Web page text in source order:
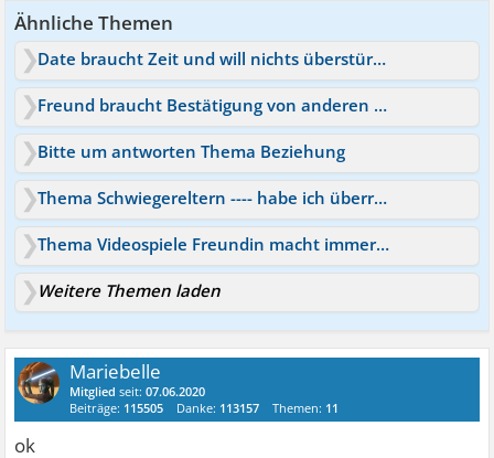
Ähnliche Themen
Date braucht Zeit und will nichts überstürzen
Freund braucht Bestätigung von anderen Frauen
Bitte um antworten Thema Beziehung
Thema Schwiegereltern ---- habe ich überreagiert?
Thema Videospiele Freundin macht immer eine Szene
Weitere Themen laden
Mariebelle
Mitglied seit:07.06.2020
Beiträge: 115505 Danke: 113157 Themen: 11
ok